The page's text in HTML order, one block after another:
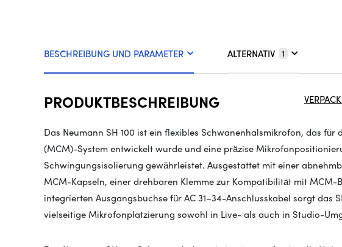
BESCHREIBUNG UND PARAMETER ALTERNATIV 1
PRODUKTBESCHREIBUNG
Das Neumann SH 100 ist ein flexibles Schwanenhalsmikrofon, das
(MCM)-System entwickelt wurde und eine präzise
Schwingungsisolierung gewährleistet. Ausgestattet mit einer
MCM-Kapseln, einer drehbaren Klemme zur Kompatibilität mit MCM-
integrierten Ausgangsbuchse für AC 31–34-Anschlusskabel sorgt das
vielseitige Mikrofonplatzierung sowohl in Live- als auch in Studio-